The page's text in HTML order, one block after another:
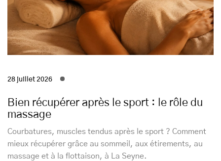
28 juillet 2026
Bien récupérer après le sport : le rôle du
massage
Courbatures, muscles tendus après le sport ? Comment
mieux récupérer grâce au sommeil, aux étirements, au
massage et à la flottaison, à La Seyne.